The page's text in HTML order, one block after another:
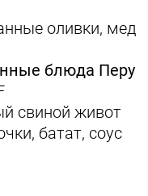
оливки, мед
блюда Перу
свиной живот
батат, соус